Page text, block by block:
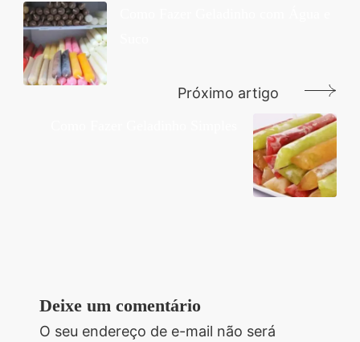
de
post
Próximo artigo
Deixe um comentário
O seu endereço de e-mail não será